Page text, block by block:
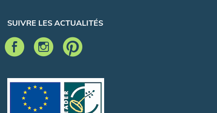
SUIVRE LES ACTUALITÉS